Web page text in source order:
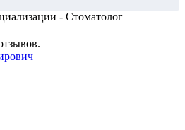
- Стоматолог